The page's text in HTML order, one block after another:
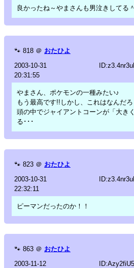
良かったね～やまさんも男泣きしてる
🐾 818 ＠ おたひよ
2003-10-31
20:31:55
やまさん、ポケモンの一種みたい♪
もう最高です!!しかし、これはなんだろ
頭の中でジャイアントコーンが「大き
る･･･
🐾 823 ＠ おたひよ
2003-10-31
22:32:11
ピーマンだったのか！！
🐾 863 ＠ おたひよ
2003-11-12